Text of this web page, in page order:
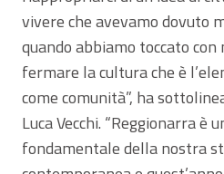
vivere che avevamo dovuto
quando abbiamo toccato con
fermare la cultura che è
come comunità”, ha
Luca Vecchi. “Reggionarra
fondamentale della nostra